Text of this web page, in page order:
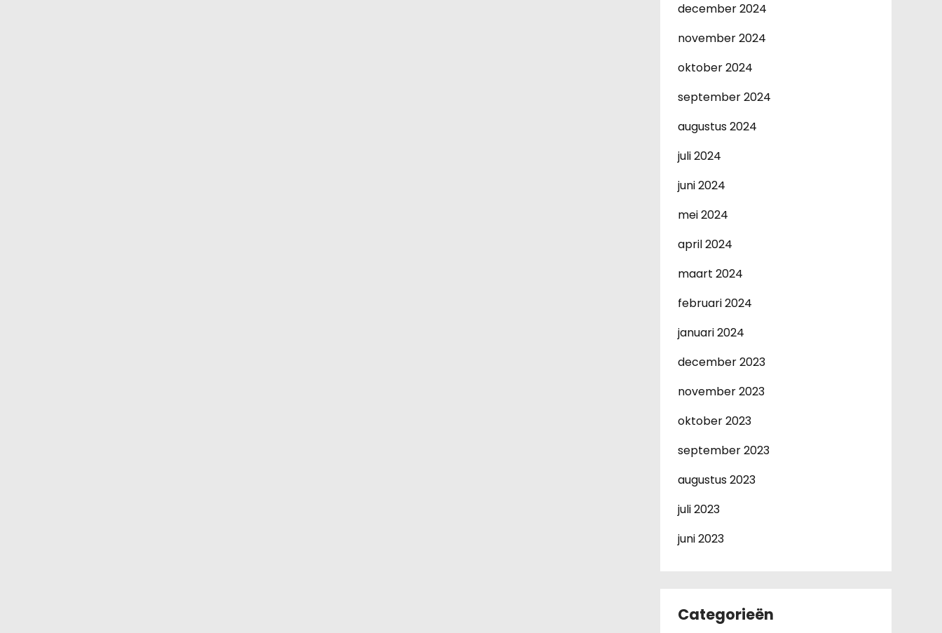
december 2024
november 2024
oktober 2024
september 2024
augustus 2024
juli 2024
juni 2024
mei 2024
april 2024
maart 2024
februari 2024
januari 2024
december 2023
november 2023
oktober 2023
september 2023
augustus 2023
juli 2023
juni 2023
Categorieën